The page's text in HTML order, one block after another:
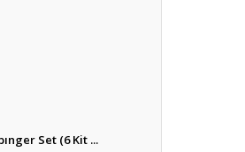
Set (6 Kit ...